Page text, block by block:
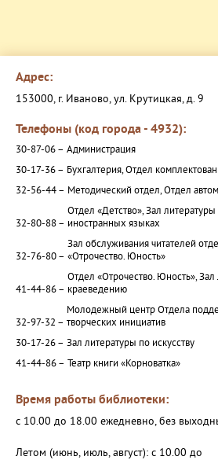
Адрес:
153000, г. Иваново, ул. Крутицкая, д. 9
Телефоны (код города - 4932):
30-87-06 – Администрация
30-17-36 – Бухгалтерия, Отдел
32-56-44 – Методический отдел, Отдел
32-80-88 –
Отдел «Детство», Зал литературы
иностранных языках
32-76-80 –
Зал обслуживания читателей
«Отрочество. Юность»
41-44-86 –
Отдел «Отрочество. Юность»,
краеведению
32-97-32 –
Молодежный центр Отдела
творческих инициатив
30-17-26 – Зал литературы по искусству
41-44-86 – Театр книги «Корноватка»
Время работы библиотеки:
с 10.00 до 18.00 ежедневно, без
Летом (июнь, июль, август): с 10.00 до